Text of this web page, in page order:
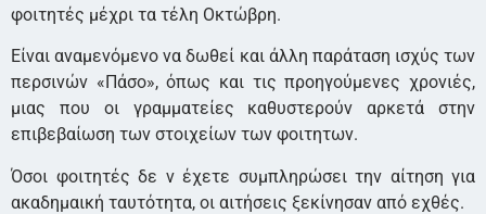
φοιτητές μέχρι τα τέλη Οκτώβρη.
Είναι αναμενόμενο να δωθεί και άλλη παράταση ισχύς των
περσινών «Πάσο», όπως και τις προηγούμενες χρονιές,
μιας που οι γραμματείες καθυστερούν αρκετά στην
επιβεβαίωση των στοιχείων των φοιτητων.
Όσοι φοιτητές δε ν έχετε συμπληρώσει την αίτηση για
ακαδημαική ταυτότητα, οι αιτήσεις ξεκίνησαν από εχθές.